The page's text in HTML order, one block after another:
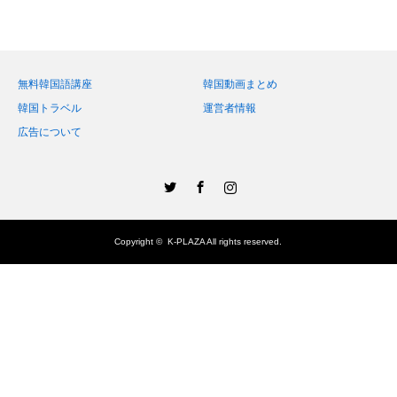
無料韓国語講座
韓国動画まとめ
韓国トラベル
運営者情報
広告について
Copyright ©K-PLAZAAll rights reserved.